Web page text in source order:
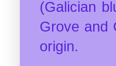
(Galician
Grove and
origin.